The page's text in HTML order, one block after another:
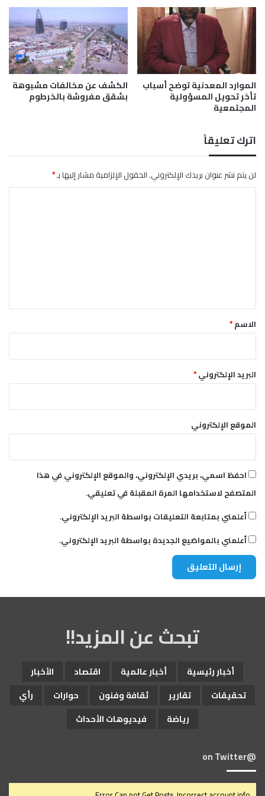
ع
م
ر
ي
ع
ف
ن
ي
ا
ل
ا
الموارد المعدنية توضح أسباب
تأخر تحويل المسؤولية
المجتمعية
الكشف عن مخالفات مشبوهة
بشقق مفروشة بالخرطوم
اترك تعليقاً
لن يتم نشر عنوان بريدك الإلكتروني.الحقول الإلزامية مشار إليها بـ*
*الاسم*
البريد الإلكتروني*
الموقع الإلكتروني
احفظ اسمي، بريدي الإلكتروني، والموقع الإلكتروني في هذا
المتصفح لاستخدامها المرة المقبلة في تعليقي.
أعلمني بمتابعة التعليقات بواسطة البريد الإلكتروني.
أعلمني بالمواضيع الجديدة بواسطة البريد الإلكتروني.
تبحث عن المزيد!!
أخبار رئيسية أخبار عالمية اقتصاد
الأخبار
تحقيقات
تقارير ثقافة وفنون حوارات
رأي
رياضة
فيديوهات الأحداث
@on Twitter